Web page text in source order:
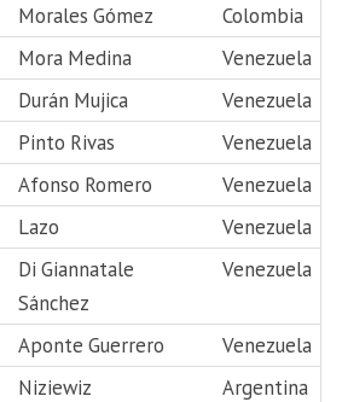
Morales Gómez
Colombia
Mora Medina
Venezuela
Durán Mujica
Venezuela
Pinto Rivas
Venezuela
Afonso Romero
Venezuela
Lazo
Venezuela
Di Giannatale
Sánchez
Venezuela
Aponte Guerrero
Venezuela
Niziewiz
Argentina